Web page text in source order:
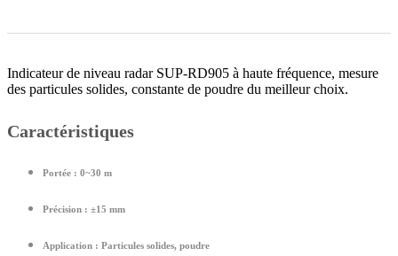
Indicateur de niveau radar SUP-RD905 à haute fréquence, mesure
des particules solides, constante de poudre du meilleur choix.
Caractéristiques
Portée : 0~30 m
Précision : ±15 mm
Application : Particules solides, poudre